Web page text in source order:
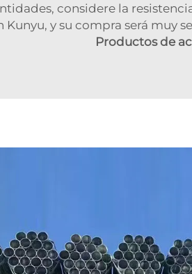
considere la
Kunyu, y su compra será muy
Productos de